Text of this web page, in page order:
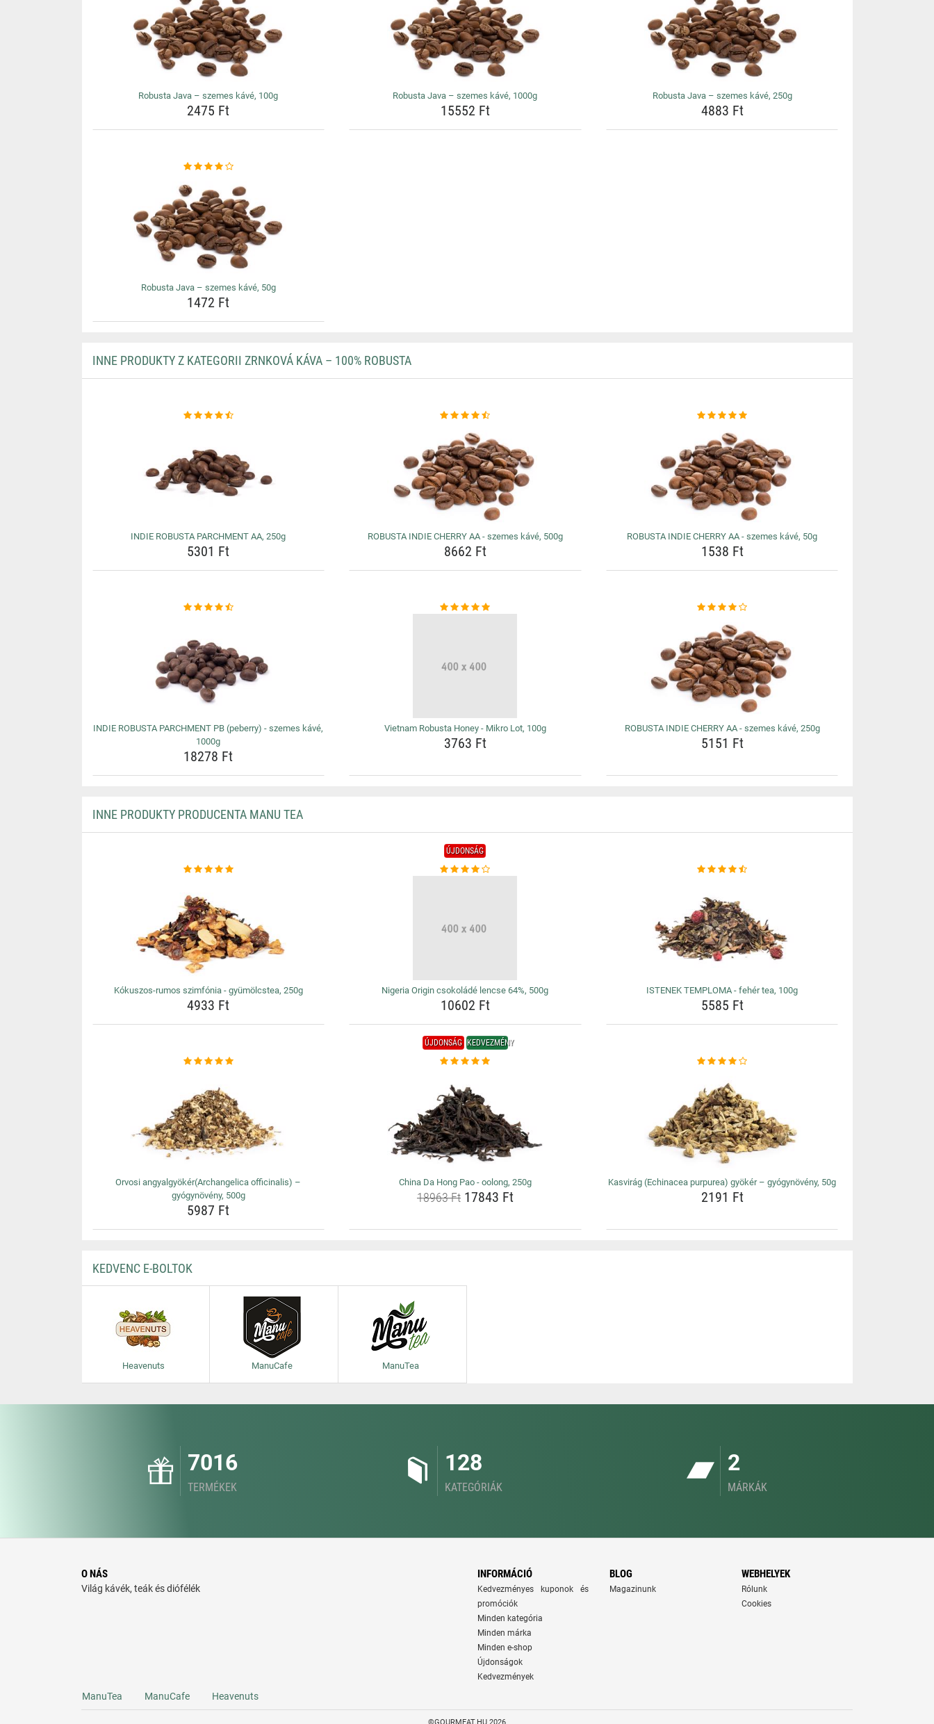
Robusta Java – szemes kávé, 100g
2475 Ft
Robusta Java – szemes kávé, 1000g
15552 Ft
Robusta Java – szemes kávé, 250g
4883 Ft
Robusta Java – szemes kávé, 50g
1472 Ft
INNE PRODUKTY Z KATEGORII ZRNKOVÁ KÁVA – 100% ROBUSTA
INDIE ROBUSTA PARCHMENT AA, 250g
5301 Ft
ROBUSTA INDIE CHERRY AA - szemes kávé, 500g
8662 Ft
ROBUSTA INDIE CHERRY AA - szemes kávé, 50g
1538 Ft
INDIE ROBUSTA PARCHMENT PB (peberry) - szemes kávé,
1000g
18278 Ft
Vietnam Robusta Honey - Mikro Lot, 100g
3763 Ft
ROBUSTA INDIE CHERRY AA - szemes kávé, 250g
5151 Ft
INNE PRODUKTY PRODUCENTA MANU TEA
Kókuszos-rumos szimfónia - gyümölcstea, 250g
4933 Ft
ÚJDONSÁG
Nigeria Origin csokoládé lencse 64%, 500g
10602 Ft
ISTENEK TEMPLOMA - fehér tea, 100g
5585 Ft
Orvosi angyalgyökér(Archangelica officinalis) –
gyógynövény, 500g
5987 Ft
ÚJDONSÁG KEDVEZMÉNY
China Da Hong Pao - oolong, 250g
18963 Ft17843 Ft
Kasvirág (Echinacea purpurea) gyökér – gyógynövény, 50g
2191 Ft
KEDVENC E-BOLTOK
Heavenuts ManuCafe ManuTea
7016
TERMÉKEK
128
KATEGÓRIÁK
2
MÁRKÁK
O NÁS
Világ kávék, teák és diófélék
INFORMÁCIÓ
Kedvezményes kuponok és
promóciók
Minden kategória
Minden márka
Minden e-shop
Újdonságok
Kedvezmények
BLOG
Magazinunk
WEBHELYEK
Rólunk
Cookies
ManuTea ManuCafe Heavenuts